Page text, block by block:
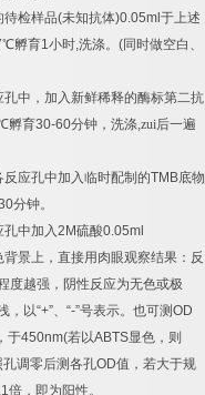
待检样品(未知抗体)0.05ml 于上述
℃孵育1小时,洗涤。 (同时做空白、
中，加入新鲜稀释的酶标第二抗
孵育30-60分钟，洗涤,zui后一遍
应孔中加入临时配制的TMB底物
分钟。
中加入2M硫酸0.05ml
景上，直接用肉眼观察结果：反
度越强，阴性反应为无色或极
，以“+”、 “-”号表示。也可测OD
于450nm(若以ABTS显色，则
调零后测各孔OD值，若大于规
倍，即为阳性。